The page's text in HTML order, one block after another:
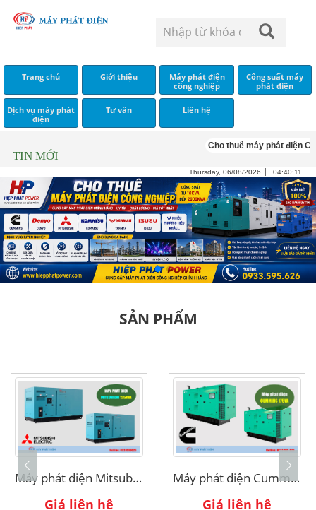
Trang chủ Giới thiệu
Máy phát điện
công nghiệp
Công suất máy
phát điện
Dịch vụ máy phát
điện
Tư vấn Liên hệ
TIN MỚI
Cho thuê máy phát điện
Thursday, 06/08/2026 04:40:12
SẢN PHẨM
Máy phát điện Cummins 175kva
Giá liên hệ
máy phát điện denyo 750kva
Giá liên hệ